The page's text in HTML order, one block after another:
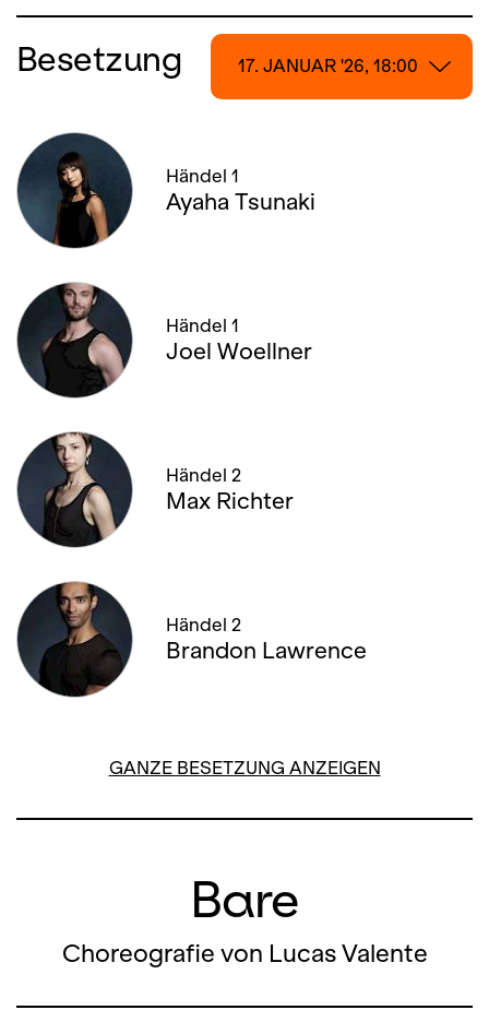
Besetzung 17. JANUAR '26, 18:00
30. JANUAR '26, 19:00
06. FEBRUAR '26, 19:00
Händel 1
Ayaha Tsunaki
Händel 1
Joel Woellner
Händel 2
Max Richter
Händel 2
Brandon Lawrence
GANZE BESETZUNG ANZEIGEN
Bare
Choreografie von Lucas Valente